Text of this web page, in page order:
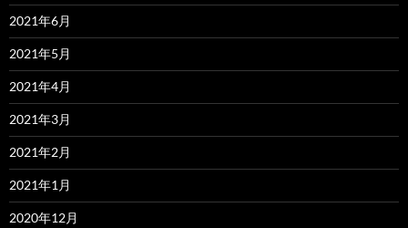
2021年6月
2021年5月
2021年4月
2021年3月
2021年2月
2021年1月
2020年12月